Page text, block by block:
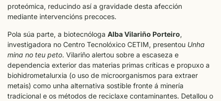
proteómica, reducindo así a gravidade desta afección
mediante intervencións precoces.
Pola súa parte, a biotecnóloga Alba Vilariño Porteiro,
investigadora no Centro Tecnolóxico CETIM, presentou Unha
mina no teu peto. Vilariño alertou sobre a escaseza e
dependencia exterior das materias primas críticas e propuxo a
biohidrometalurxia (o uso de microorganismos para extraer
metais) como unha alternativa sostible fronte á minería
tradicional e os métodos de reciclaxe contaminantes. Detallou o